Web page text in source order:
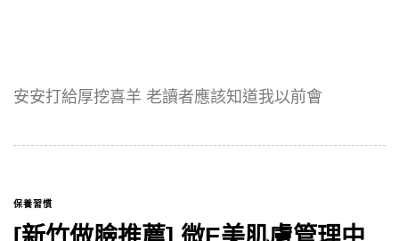
安安打給厚挖喜羊 老讀者應該知道我以前會
保養習慣